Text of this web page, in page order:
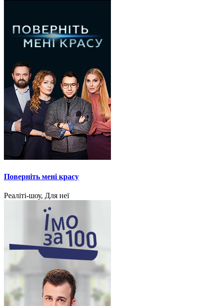
Поверніть мені красу
Реаліті-шоу, Для неї